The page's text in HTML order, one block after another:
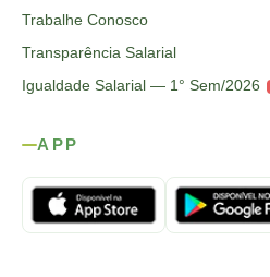
Trabalhe Conosco
Transparência Salarial
Igualdade Salarial — 1° Sem/2026
APP